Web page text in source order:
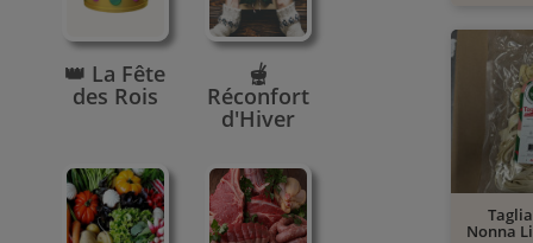
👑 La Fête
des Rois
🫕
Réconfort
d'Hiver
Nonna